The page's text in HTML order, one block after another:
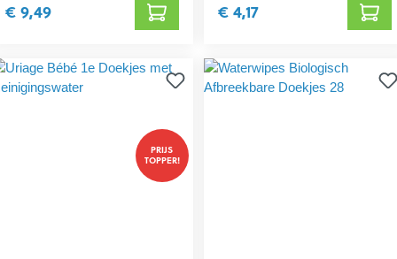
€ 9,49 € 4,17
PRIJS
TOPPER!